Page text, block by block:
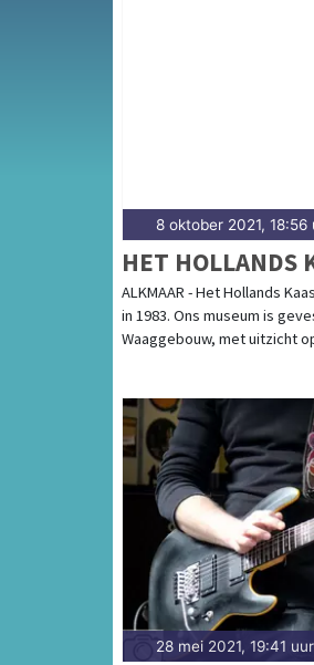
Van markten en
complete
8 oktober 2021, 18:56
HET HOLLANDS
ALKMAAR - Het Hollands
in 1983. Ons museum is
Waaggebouw, met uitzicht
28 mei 2021, 19:41 uur